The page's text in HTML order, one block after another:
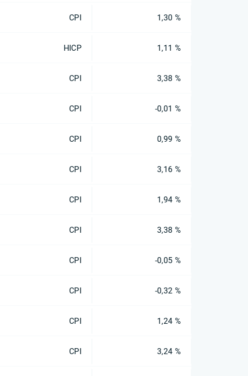
CPI 1,30 %
HICP 1,11 %
CPI 3,38 %
CPI -0,01 %
CPI 0,99 %
CPI 3,16 %
CPI 1,94 %
CPI 3,38 %
CPI -0,05 %
CPI -0,32 %
CPI 1,24 %
CPI 3,24 %